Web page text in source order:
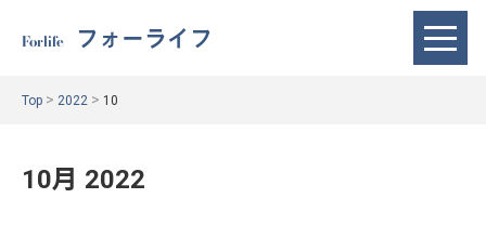
Forlife フォーライフ
Top > 2022 > 10
10月 2022